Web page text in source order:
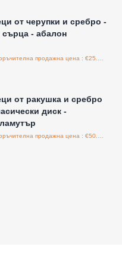
от черупки и сребро -
сърца - абалон
от ракушка и сребро
диск -